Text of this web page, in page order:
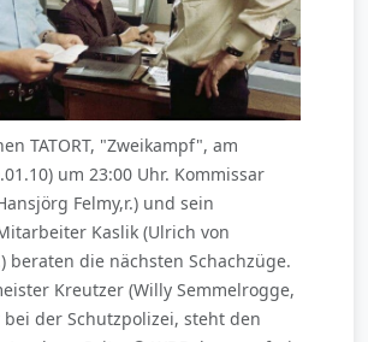
TATORT, "Zweikampf", am
um 23:00 Uhr. Kommissar
Felmy,r.) und sein
Kaslik (Ulrich von
beraten die nächsten Schachzüge.
Kreutzer (Willy Semmelrogge,
der Schutzpolizei, steht den